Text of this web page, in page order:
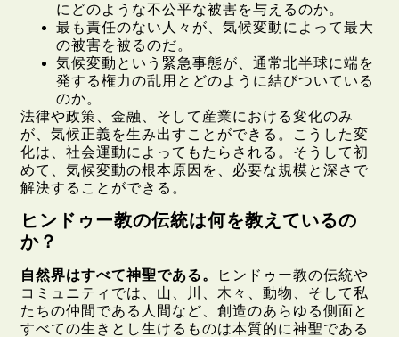
にどのような不公平な被害を与えるのか。
最も責任のない人々が、気候変動によって最大
の被害を被るのだ。
気候変動という緊急事態が、通常北半球に端を
発する権力の乱用とどのように結びついている
のか。
法律や政策、金融、そして産業における変化のみ
が、気候正義を生み出すことができる。こうした変
化は、社会運動によってもたらされる。そうして初
めて、気候変動の根本原因を、必要な規模と深さで
解決することができる。
ヒンドゥー教の伝統は何を教えているの
か？
自然界はすべて神聖である。
ヒンドゥー教の伝統や
コミュニティでは、山、川、木々、動物、そして私
たちの仲間である人間など、創造のあらゆる側面と
すべての生きとし生けるものは本質的に神聖である